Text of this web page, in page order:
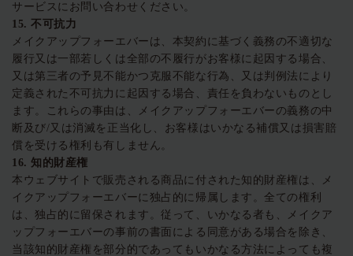
サービスにお問い合わせください。
15.不可抗力
メイクアップフォーエバーは、本契約に基づく義務の不適切な
履行又は一部若しくは全部の不履行がお客様に起因する場合、
又は第三者の予見不能かつ克服不能な行為、又は判例法により
定義された不可抗力に起因する場合、責任を負わないものとし
ます。これらの事由は、メイクアップフォーエバーの義務の中
断及び/又は消滅を正当化し、お客様はいかなる補償又は損害賠
償を受ける権利も有しません。
16.知的財産権
本ウェブサイトで販売される商品に付された知的財産権は、メ
イクアップフォーエバーに独占的に帰属します。全ての権利
は、独占的に留保されます。従って、いかなる者も、メイクア
ップフォーエバーの事前の書面による同意がある場合を除き、
当該知的財産権を部分的であってもいかなる方法によっても複